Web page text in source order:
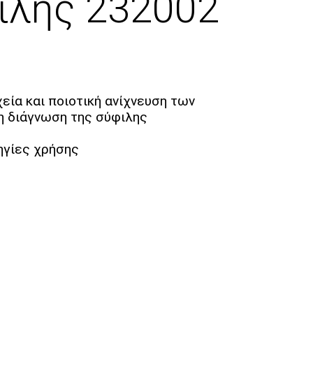
και ποιοτική ανίχνευση των
διάγνωση της σύφιλης
χρήσης